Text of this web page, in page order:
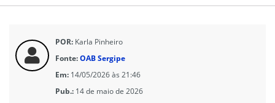
POR: Karla Pinheiro
Fonte:OAB Sergipe
Em: 14/05/2026 às 21:46
Pub.: 14 de maio de 2026